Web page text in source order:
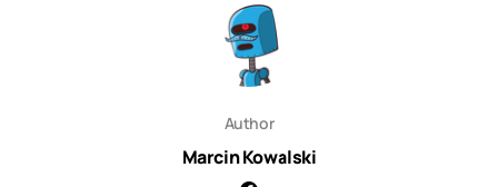
Author
Marcin Kowalski